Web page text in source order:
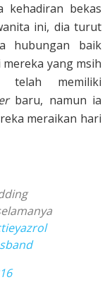
kehadiran bekas
ini, dia turut
hubungan baik
yang msih
telah memiliki
baru, namun ia
meraikan hari